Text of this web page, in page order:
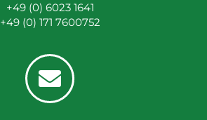
+49 (0) 6023 1641
+49 (0) 171 7600752